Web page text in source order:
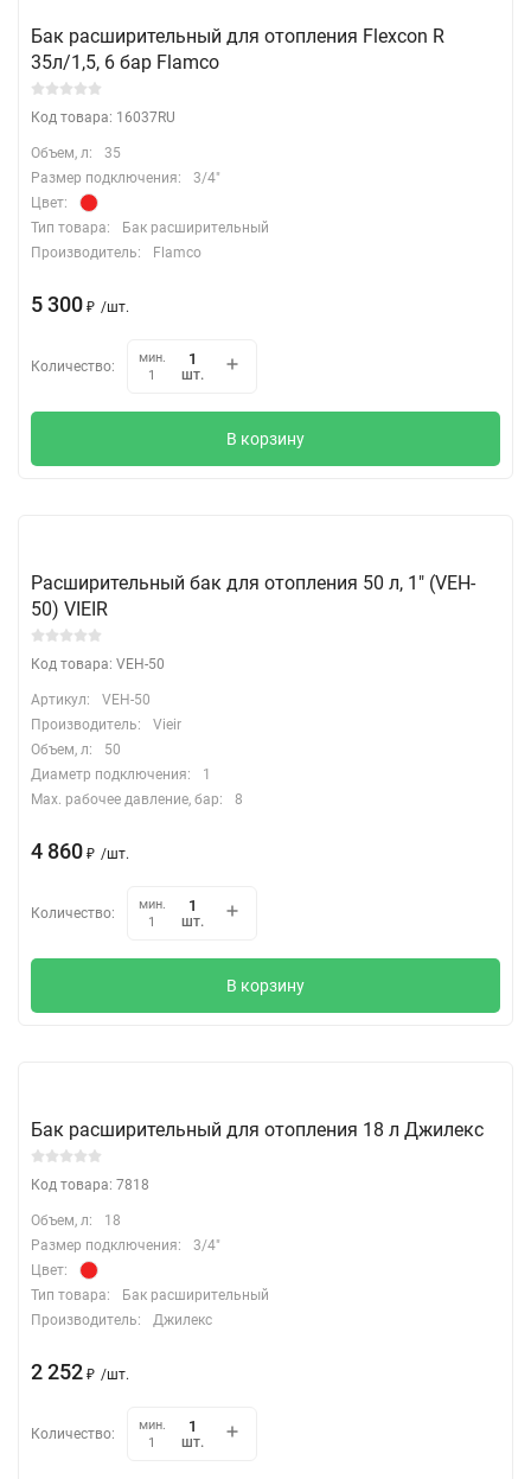
Бак расширительный для отопления Flexcon R
35л/1,5, 6 бар Flamco
Код товара: 16037RU
Объем, л:
35
Размер подключения:
3/4"
Цвет:
Тип товара:
Бак расширительный
Производитель:
Flamco
5 300 ₽ /шт.
Количество:
мин.
1
шт.
В корзину
Расширительный бак для отопления 50 л, 1″ (VEH-
50) VIEIR
Код товара: VEH-50
Артикул:
VEH-50
Производитель:
Vieir
Объем, л:
50
Диаметр подключения:
1
Max. рабочее давление, бар:
8
4 860 ₽ /шт.
Количество:
мин.
1
шт.
В корзину
Бак расширительный для отопления 18 л Джилекс
Код товара: 7818
Объем, л:
18
Размер подключения:
3/4"
Цвет:
Тип товара:
Бак расширительный
Производитель:
Джилекс
2 252 ₽ /шт.
Количество:
мин.
1
шт.